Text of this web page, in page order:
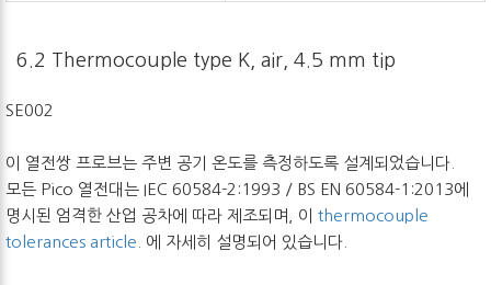
6.2 Thermocouple type K, air, 4.5 mm tip
SE002
이 열전쌍 프로브는 주변 공기 온도를 측정하도록 설계되었습니다.
모든 Pico 열전대는 IEC 60584-2:1993 / BS EN 60584-1:2013에
명시된 엄격한 산업 공차에 따라 제조되며, 이 thermocouple
tolerances article
에 자세히 설명되어 있습니다.